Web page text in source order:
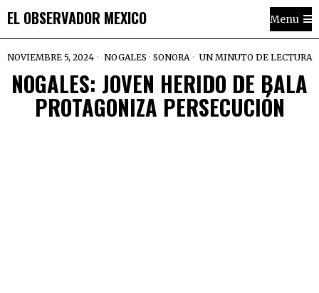
EL OBSERVADOR MEXICO Menu
NOVIEMBRE 5, 2024 NOGALES · SONORA UN MINUTO DE LECTURA
NOGALES: JOVEN HERIDO DE BALA
PROTAGONIZA PERSECUCIÓN